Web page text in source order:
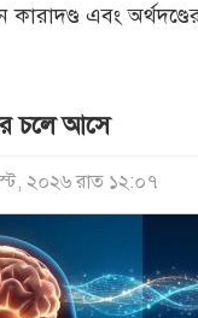
এবং
চলে আসে
২০২৬ রাত ১২:০৭